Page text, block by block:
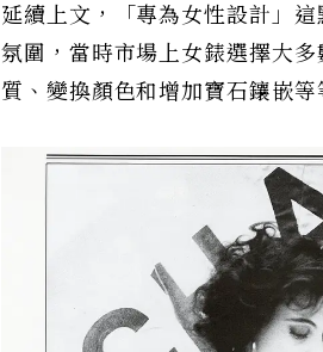
延續上文，「專為女性設計」
氛圍，當時市場上女錶選擇大
質、變換顏色和增加寶石鑲嵌